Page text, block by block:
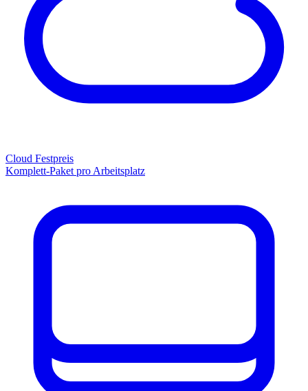
Cloud Festpreis
Komplett-Paket pro Arbeitsplatz